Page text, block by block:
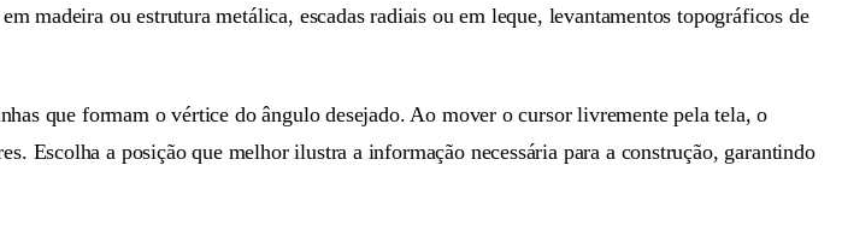
madeira ou estrutura metálica, escadas radiais ou em leque, levantamentos topográficos de
que formam o vértice do ângulo desejado. Ao mover o cursor livremente pela tela, o
Escolha a posição que melhor ilustra a informação necessária para a construção, garantindo